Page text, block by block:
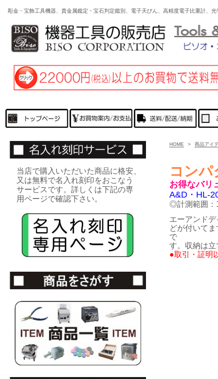
彫金・宝飾工具機器、貴金属鑑定・宝石判定鑑別、電子天びん、高精度電子比重計
HOME > 商品アイ
コン
お得なバリ
A&D・ HL-
◎計測範囲：
エーアンド
どが付いてま
で
す。 収納は
●取引・証明
当店で購入いただいた商品に格安、
又は無料で名入れ刻印をおこなう
サービスです。詳しくは下記の専
用ページで確認下さい。